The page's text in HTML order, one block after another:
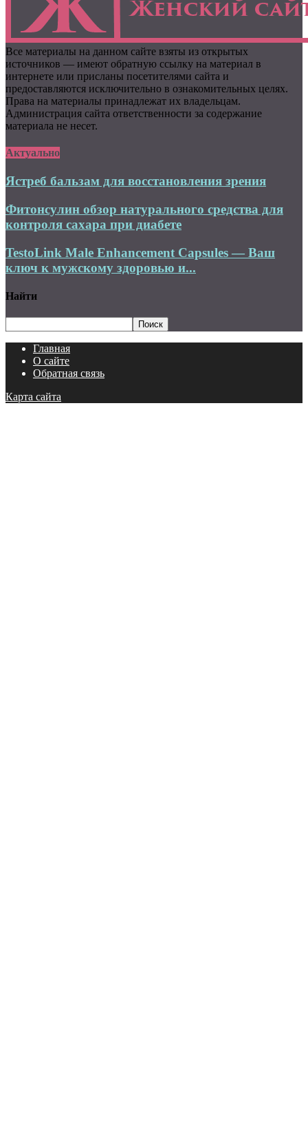
Все материалы на данном сайте взяты из открытых
источников — имеют обратную ссылку на материал в
интернете или присланы посетителями сайта и
предоставляются исключительно в ознакомительных целях.
Права на материалы принадлежат их владельцам.
Администрация сайта ответственности за содержание
материала не несет.
Актуально
Ястреб бальзам для восстановления зрения
Фитонсулин обзор натурального средства для
контроля сахара при диабете
TestoLink Male Enhancement Capsules — Ваш
ключ к мужскому здоровью и...
Найти
Главная
О сайте
Обратная связь
Карта сайта